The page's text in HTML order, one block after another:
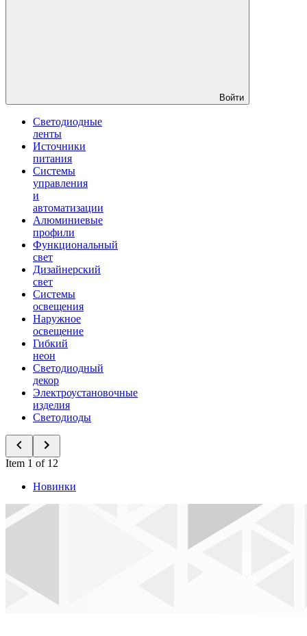
Войти
Светодиодные
ленты
Источники
питания
Системы
управления
и
автоматизации
Алюминиевые
профили
Функциональный
свет
Дизайнерский
свет
Системы
освещения
Наружное
освещение
Гибкий
неон
Светодиодный
декор
Электроустановочные
изделия
Светодиоды
Item 1 of 12
Новинки